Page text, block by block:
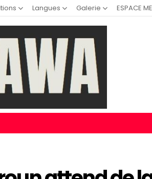
Langues Galerie ESPACE